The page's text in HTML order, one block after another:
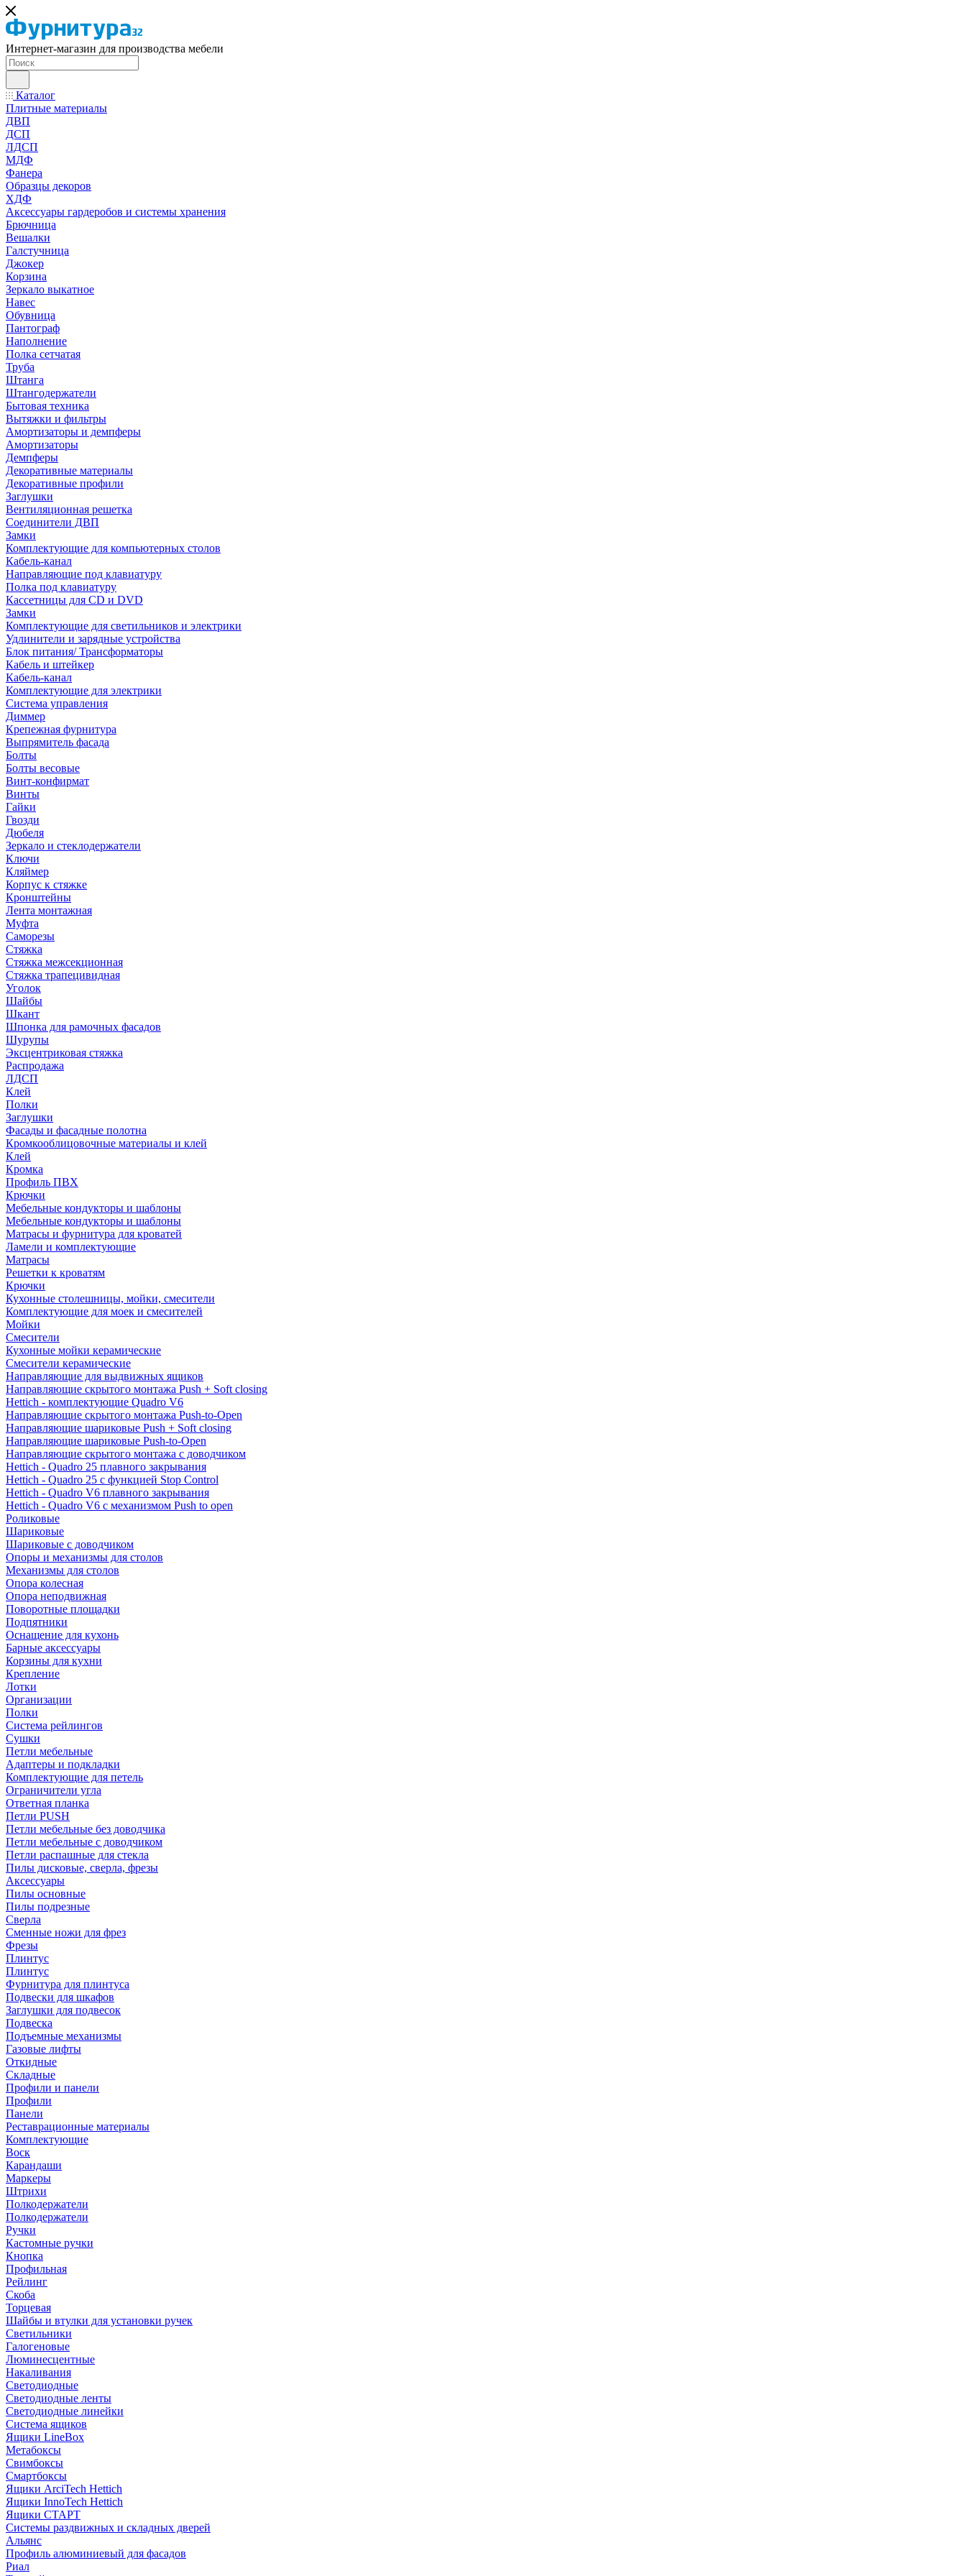
Интернет-магазин для производства мебели
Каталог
Плитные материалы
ДВП
ДСП
ЛДСП
МДФ
Фанера
Образцы декоров
ХДФ
Аксессуары гардеробов и системы хранения
Брючница
Вешалки
Галстучница
Джокер
Корзина
Зеркало выкатное
Навес
Обувница
Пантограф
Наполнение
Полка сетчатая
Труба
Штанга
Штангодержатели
Бытовая техника
Вытяжки и фильтры
Амортизаторы и демпферы
Амортизаторы
Демпферы
Декоративные материалы
Декоративные профили
Заглушки
Вентиляционная решетка
Соединители ДВП
Замки
Комплектующие для компьютерных столов
Кабель-канал
Направляющие под клавиатуру
Полка под клавиатуру
Кассетницы для CD и DVD
Замки
Комплектующие для светильников и электрики
Удлинители и зарядные устройства
Блок питания/ Трансформаторы
Кабель и штейкер
Кабель-канал
Комплектующие для электрики
Система управления
Диммер
Крепежная фурнитура
Выпрямитель фасада
Болты
Болты весовые
Винт-конфирмат
Винты
Гайки
Гвозди
Дюбеля
Зеркало и стеклодержатели
Ключи
Кляймер
Корпус к стяжке
Кронштейны
Лента монтажная
Муфта
Саморезы
Стяжка
Стяжка межсекционная
Стяжка трапецивидная
Уголок
Шайбы
Шкант
Шпонка для рамочных фасадов
Шурупы
Эксцентриковая стяжка
Распродажа
ЛДСП
Клей
Полки
Заглушки
Фасады и фасадные полотна
Кромкооблицовочные материалы и клей
Клей
Кромка
Профиль ПВХ
Крючки
Мебельные кондукторы и шаблоны
Мебельные кондукторы и шаблоны
Матрасы и фурнитура для кроватей
Ламели и комплектующие
Матрасы
Решетки к кроватям
Крючки
Кухонные столешницы, мойки, смесители
Комплектующие для моек и смесителей
Мойки
Смесители
Кухонные мойки керамические
Смесители керамические
Направляющие для выдвижных ящиков
Направляющие скрытого монтажа Push + Soft closing
Hettich - комплектующие Quadro V6
Направляющие скрытого монтажа Push-to-Open
Направляющие шариковые Push + Soft closing
Направляющие шариковые Push-to-Open
Направляющие скрытого монтажа с доводчиком
Hettich - Quadro 25 плавного закрывания
Hettich - Quadro 25 с функцией Stop Control
Hettich - Quadro V6 плавного закрывания
Hettich - Quadro V6 с механизмом Push to open
Роликовые
Шариковые
Шариковые с доводчиком
Опоры и механизмы для столов
Механизмы для столов
Опора колесная
Опора неподвижная
Поворотные площадки
Подпятники
Оснащение для кухонь
Барные аксессуары
Корзины для кухни
Крепление
Лотки
Организации
Полки
Система рейлингов
Сушки
Петли мебельные
Адаптеры и подкладки
Комплектующие для петель
Ограничители угла
Ответная планка
Петли PUSH
Петли мебельные без доводчика
Петли мебельные с доводчиком
Петли распашные для стекла
Пилы дисковые, сверла, фрезы
Аксессуары
Пилы основные
Пилы подрезные
Сверла
Сменные ножи для фрез
Фрезы
Плинтус
Плинтус
Фурнитура для плинтуса
Подвески для шкафов
Заглушки для подвесок
Подвеска
Подъемные механизмы
Газовые лифты
Откидные
Складные
Профили и панели
Профили
Панели
Реставрационные материалы
Комплектующие
Воск
Карандаши
Маркеры
Штрихи
Полкодержатели
Полкодержатели
Ручки
Кастомные ручки
Кнопка
Профильная
Рейлинг
Скоба
Торцевая
Шайбы и втулки для установки ручек
Светильники
Галогеновые
Люминесцентные
Накаливания
Светодиодные
Светодиодные ленты
Светодиодные линейки
Система ящиков
Ящики LineBox
Метабоксы
Свимбоксы
Смартбоксы
Ящики ArciTech Hettich
Ящики InnoTech Hettich
Ящики СТАРТ
Системы раздвижных и складных дверей
Альянс
Профиль алюминиевый для фасадов
Риал